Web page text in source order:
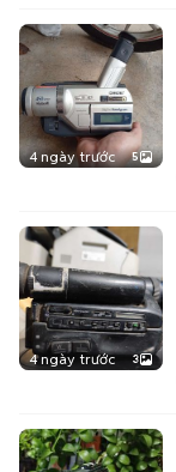
4 ngày trước 5
4 ngày trước 3